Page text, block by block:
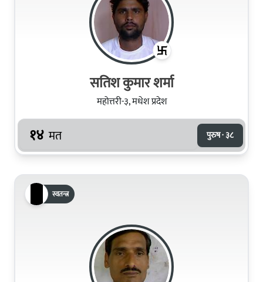
सतिश कुमार शर्मा
महोत्तरी-३, मधेश प्रदेश
१४ मत पुरुष · ३८
स्वतन्त्र